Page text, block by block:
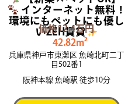
インターネット無料！
環境にもペットにも優し
いZEH賃貸
価格12.4万円
42.82m²
兵庫県神戸市東灘区 魚崎北町二丁
目502番1
阪神本線 魚崎駅 徒歩10分